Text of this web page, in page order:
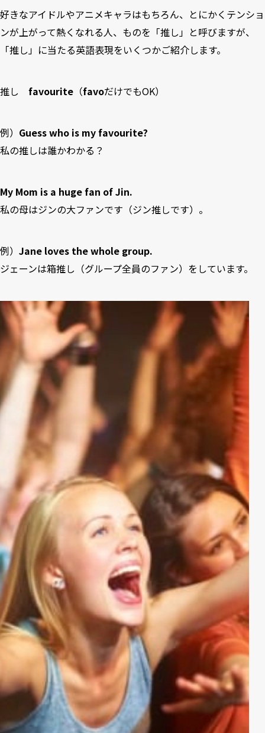
好きなアイドルやアニメキャラはもちろん、とにかくテンショ
ンが上がって熱くなれる人、ものを「推し」と呼びますが、
「推し」に当たる英語表現をいくつかご紹介します。
推し favourite （favoだけでもOK）
例） Guess who is my favourite?
私の推しは誰かわかる？
My Mom is a huge fan of Jin.
私の母はジンの大ファンです（ジン推しです）。
例） Jane loves the whole group.
ジェーンは箱推し（グループ全員のファン）をしています。